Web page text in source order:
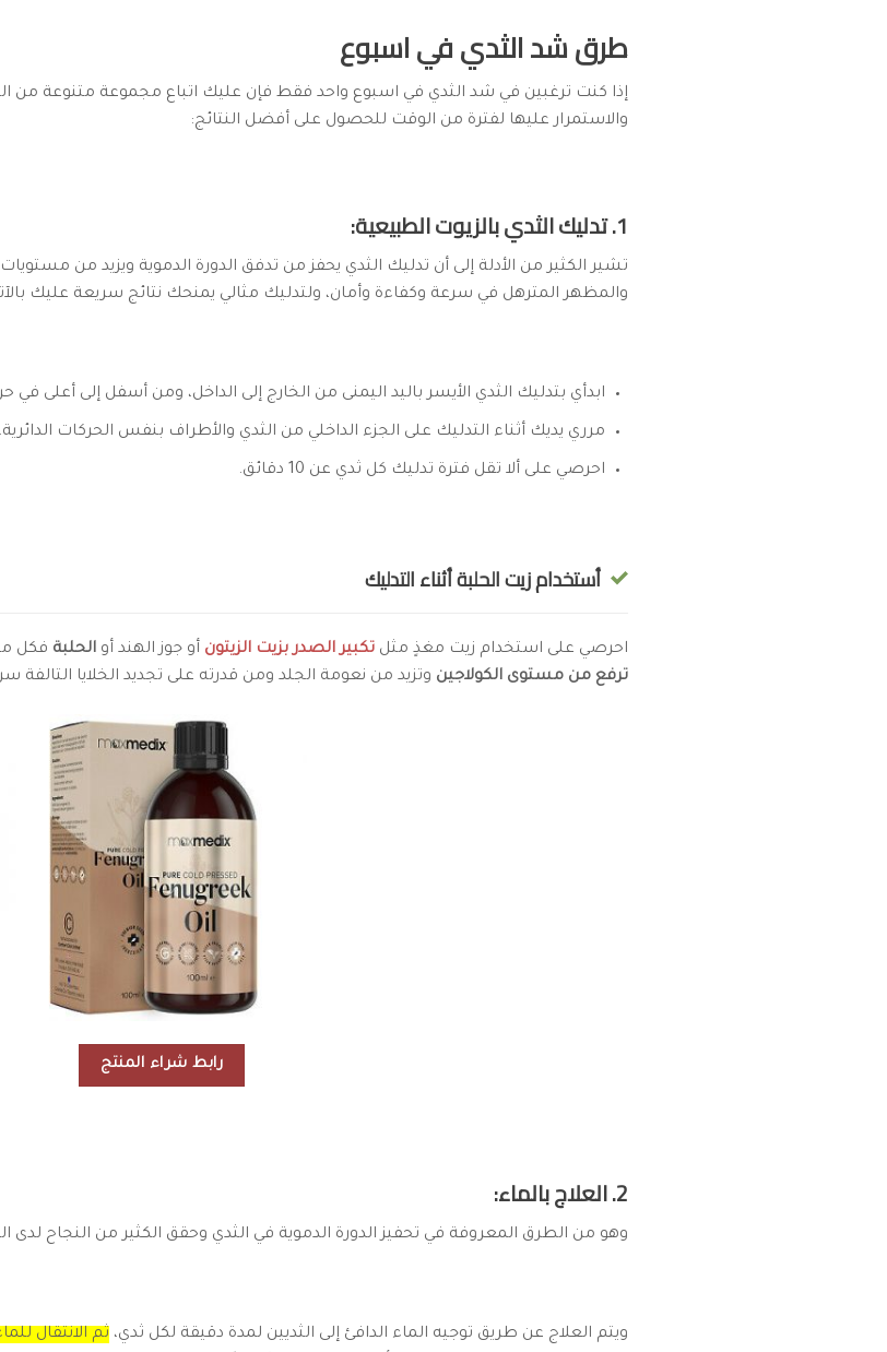
طرق شد الثدي في اسبوع
إذا كنت ترغبين في شد الثدي في اسبوع واحد فقط فإن عليك اتباع مجموعة متنوعة من
والاستمرار عليها لفترة من الوقت للحصول على أفضل النتائج:
1. تدليك الثدي بالزيوت الطبيعية:
تشير الكثير من الأدلة إلى أن تدليك الثدي يحفز من تدفق الدورة الدموية ويزيد من
والمظهر المترهل في سرعة وكفاءة وأمان، ولتدليك مثالي يمنحك نتائج سريعة عليك
ابدأي بتدليك الثدي الأيسر باليد اليمنى من الخارج إلى الداخل، ومن أسفل إلى أعلى
مرري يديك أثناء التدليك على الجزء الداخلي من الثدي والأطراف بنفس الحركات الدائرية.
احرصي على ألا تقل فترة تدليك كل ثدي عن 10 دقائق.
أستخدام زيت الحلبة أثناء التدليك
احرصي على استخدام زيت مغذٍ مثل تكبير الصدر بزيت الزيتون أو جوز الهند أو الحلبة فكل
ترفع من مستوى الكولاجين وتزيد من نعومة الجلد ومن قدرته على تجديد الخلايا
رابط شراء المنتج
2. العلاج بالماء:
وهو من الطرق المعروفة في تحفيز الدورة الدموية في الثدي وحقق الكثير من النجاح لدى
ويتم العلاج عن طريق توجيه الماء الدافئ إلى الثديين لمدة دقيقة لكل ثدي، ثم الانتقال للماء